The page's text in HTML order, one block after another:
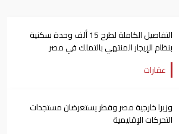
التفاصيل الكاملة لطرح 15 ألف وحدة سكنية
بنظام الإيجار المنتهي بالتملك في مصر
عقارات
وزيرا خارجية مصر وقطر يستعرضان مستجدات
التحركات الإقليمية